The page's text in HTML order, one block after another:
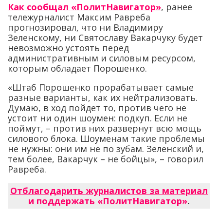
Как сообщал «ПолитНавигатор», ранее
тележурналист Максим Равреба
прогнозировал, что ни Владимиру
Зеленскому, ни Святославу Вакарчуку будет
невозможно устоять перед
административным и силовым ресурсом,
которым обладает Порошенко.
«Штаб Порошенко прорабатывает самые
разные варианты, как их нейтрализовать.
Думаю, в ход пойдет то, против чего не
устоит ни один шоумен: подкуп. Если не
поймут, – против них развернут всю мощь
силового блока. Шоуменам такие проблемы
не нужны: они им не по зубам. Зеленский и,
тем более, Вакарчук – не бойцы», – говорил
Равреба.
Отблагодарить журналистов за материал
и поддержать «ПолитНавигатор».